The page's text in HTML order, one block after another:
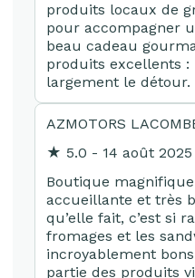
produits locaux de
pour accompagner
beau cadeau
produits excellents
largement le détour.
AZMOTORS
★ 5.0 - 14 août 2025
Boutique
accueillante et très
qu’elle fait, c’est si
fromages et les
incroyablement
partie des produits